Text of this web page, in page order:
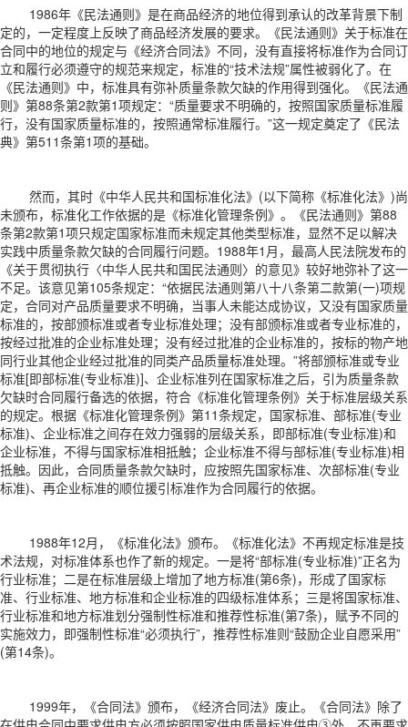
1986年《民法通则》是在商品经济的地位得到承认的改革背景下制
定的，一定程度上反映了商品经济发展的要求。《民法通则》关于标准在
合同中的地位的规定与《经济合同法》不同，没有直接将标准作为合同订
立和履行必须遵守的规范来规定，标准的“技术法规”属性被弱化了。在
《民法通则》中，标准具有弥补质量条款欠缺的作用得到强化。《民法通
则》第88条第2款第1项规定：“质量要求不明确的，按照国家质量标准履
行，没有国家质量标准的，按照通常标准履行。”这一规定奠定了《民法
典》第511条第1项的基础。
然而，其时《中华人民共和国标准化法》(以下简称《标准化法》)尚
未颁布，标准化工作依据的是《标准化管理条例》。《民法通则》第88
条第2款第1项只规定国家标准而未规定其他类型标准，显然不足以解决
实践中质量条款欠缺的合同履行问题。1988年1月，最高人民法院发布的
《关于贯彻执行〈中华人民共和国民法通则〉的意见》较好地弥补了这一
不足。该意见第105条规定：“依据民法通则第八十八条第二款第(一)项规
定，合同对产品质量要求不明确，当事人未能达成协议，又没有国家质量
标准的，按部颁标准或者专业标准处理；没有部颁标准或者专业标准的，
按经过批准的企业标准处理；没有经过批准的企业标准的，按标的物产地
同行业其他企业经过批准的同类产品质量标准处理。”将部颁标准或专业
标准[即部标准(专业标准)]、企业标准列在国家标准之后，引为质量条款
欠缺时合同履行备选的依据，符合《标准化管理条例》关于标准层级关系
的规定。根据《标准化管理条例》第11条规定，国家标准、部标准(专业
标准)、企业标准之间存在效力强弱的层级关系，即部标准(专业标准)和
企业标准，不得与国家标准相抵触；企业标准不得与部标准(专业标准)相
抵触。因此，合同质量条款欠缺时，应按照先国家标准、次部标准(专业
标准)、再企业标准的顺位援引标准作为合同履行的依据。
1988年12月，《标准化法》颁布。《标准化法》不再规定标准是技
术法规，对标准体系也作了新的规定。一是将“部标准(专业标准)”正名为
行业标准；二是在标准层级上增加了地方标准(第6条)，形成了国家标
准、行业标准、地方标准和企业标准的四级标准体系；三是将国家标准、
行业标准和地方标准划分强制性标准和推荐性标准(第7条)，赋予不同的
实施效力，即强制性标准“必须执行”，推荐性标准则“鼓励企业自愿采用”
(第14条)。
1999年，《合同法》颁布，《经济合同法》废止。《合同法》除了